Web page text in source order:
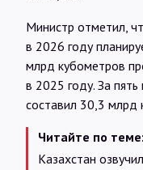
Министр отметил,
в 2026 году
млрд кубометров
в 2025 году. За пять
составил 30,3 млрд
Читайте по теме:
Казахстан